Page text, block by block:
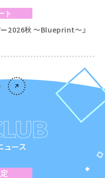
ト
ー2026秋 〜Blueprint〜』
ュース